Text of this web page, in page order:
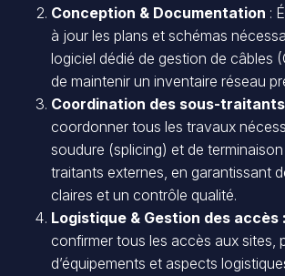
Conception & Documentation :
à jour les plans et schémas
logiciel dédié de gestion de câbles
de maintenir un inventaire réseau
Coordination des sous-
coordonner tous les travaux
soudure (splicing) et de
traitants externes, en garantissant
claires et un contrôle qualité.
Logistique & Gestion des accès :
confirmer tous les accès aux sites,
d’équipements et aspects